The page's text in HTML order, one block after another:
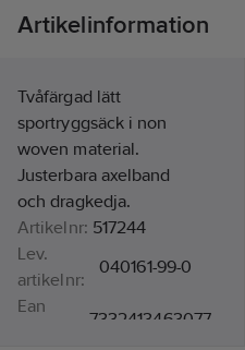
Artikelinformation
Tvåfärgad lätt
sportryggsäck i non
woven material.
Justerbara axelband
och dragkedja.
Artikelnr: 517244
Lev.
artikelnr:
040161-99-0
Ean
7332413463077